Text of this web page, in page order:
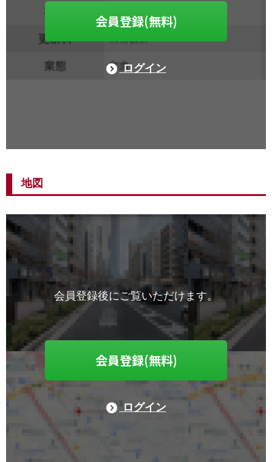
会員登録(無料)
ログイン
地図
会員登録後にご覧いただけます。
会員登録(無料)
ログイン